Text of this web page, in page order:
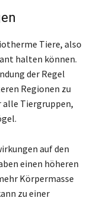
Tiere, also
halten können.
der Regel
Regionen zu
alle Tiergruppen,
auf den
einen höheren
Körpermasse
zu einer